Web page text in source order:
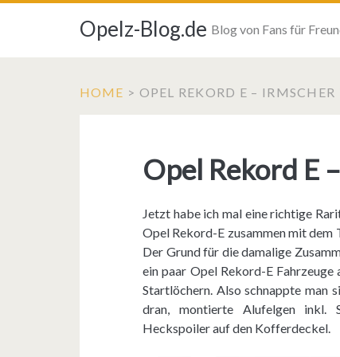
Opelz-Blog.de Blog von Fans für
HOME > OPEL REKORD E –
Opel Rekord E
Jetzt habe ich mal eine richtige
Opel Rekord-E zusammen mit dem
Der Grund für die damalige
ein paar Opel Rekord-E
Startlöchern. Also schnappte man
dran, montierte Alufelgen inkl.
Heckspoiler auf den Kofferdeckel.